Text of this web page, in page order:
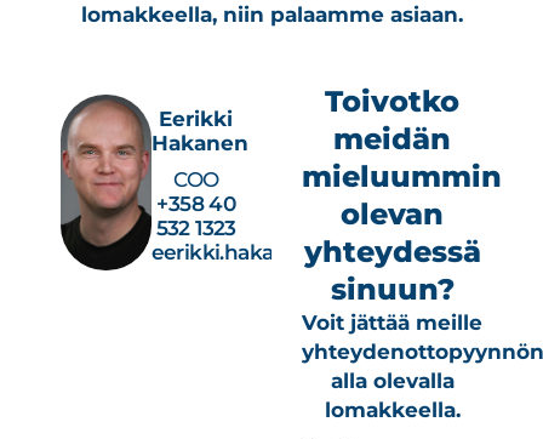
lomakkeella, niin palaamme asiaan.
Eerikki
Hakanen
COO
+358 40
532 1323
eerikki.hakanen@studiotec.fi
Toivotko
meidän
mieluummin
olevan
yhteydessä
sinuun?
Voit jättää meille
yhteydenottopyynnön
alla olevalla
lomakkeella.